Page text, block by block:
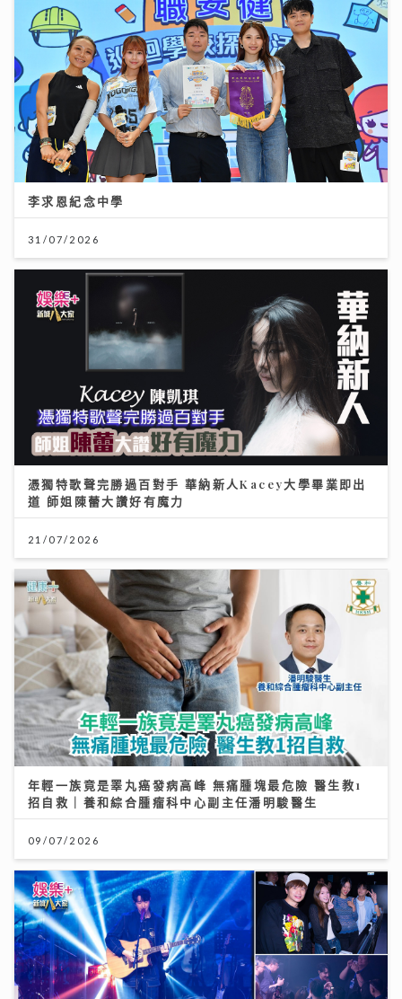
李求恩紀念中學
31/07/2026
憑獨特歌聲完勝過百對手 華納新人Kacey大學畢業即出
道 師姐陳蕾大讚好有魔力
21/07/2026
年輕一族竟是睪丸癌發病高峰 無痛腫塊最危險 醫生教1
招自救｜養和綜合腫瘤科中心副主任潘明駿醫生
09/07/2026